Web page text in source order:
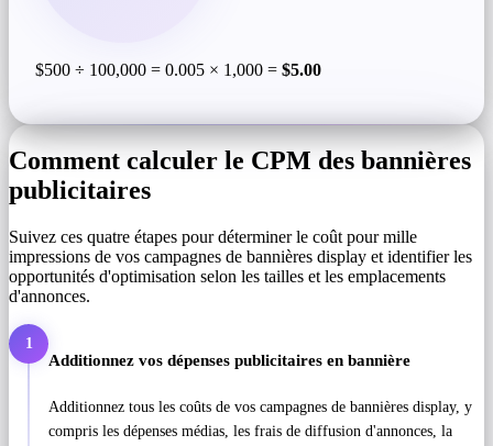
$500 ÷ 100,000 = 0.005 × 1,000 = $5.00
Comment calculer le CPM des bannières
publicitaires
Suivez ces quatre étapes pour déterminer le coût pour mille
impressions de vos campagnes de bannières display et identifier les
opportunités d'optimisation selon les tailles et les emplacements
d'annonces.
1
Additionnez vos dépenses publicitaires en bannière
Additionnez tous les coûts de vos campagnes de bannières display, y
compris les dépenses médias, les frais de diffusion d'annonces, la